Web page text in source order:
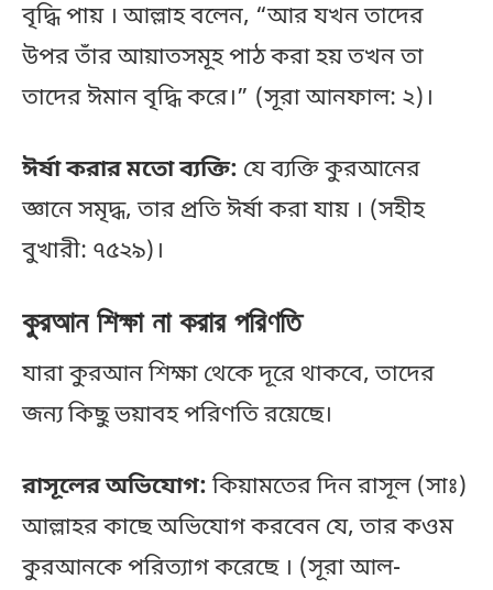
বৃদ্ধি পায় । আল্লাহ বলেন, “আর যখন তাদের
উপর তাঁর আয়াতসমূহ পাঠ করা হয় তখন তা
তাদের ঈমান বৃদ্ধি করে।” (সূরা আনফাল: ২)।
ঈর্ষা করার মতো ব্যক্তি: যে ব্যক্তি কুরআনের
জ্ঞানে সমৃদ্ধ, তার প্রতি ঈর্ষা করা যায় । (সহীহ
বুখারী: ৭৫২৯)।
কুরআন শিক্ষা না করার পরিণতি
যারা কুরআন শিক্ষা থেকে দূরে থাকবে, তাদের
জন্য কিছু ভয়াবহ পরিণতি রয়েছে।
রাসূলের অভিযোগ:কিয়ামতের দিন রাসূল (সাঃ)
আল্লাহর কাছে অভিযোগ করবেন যে, তার কওম
কুরআনকে পরিত্যাগ করেছে । (সূরা আল-